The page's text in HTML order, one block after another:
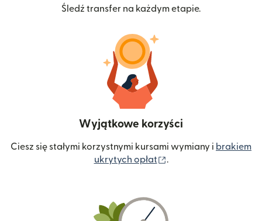
Śledź transfer na każdym etapie.
Wyjątkowe korzyści
Ciesz się stałymi korzystnymi kursami wymiany i brakiem
ukrytych opłat
.